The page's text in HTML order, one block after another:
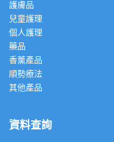
護膚品
兒童護理
個人護理
藥品
香薰產品
順勢療法
其他產品
資料查詢